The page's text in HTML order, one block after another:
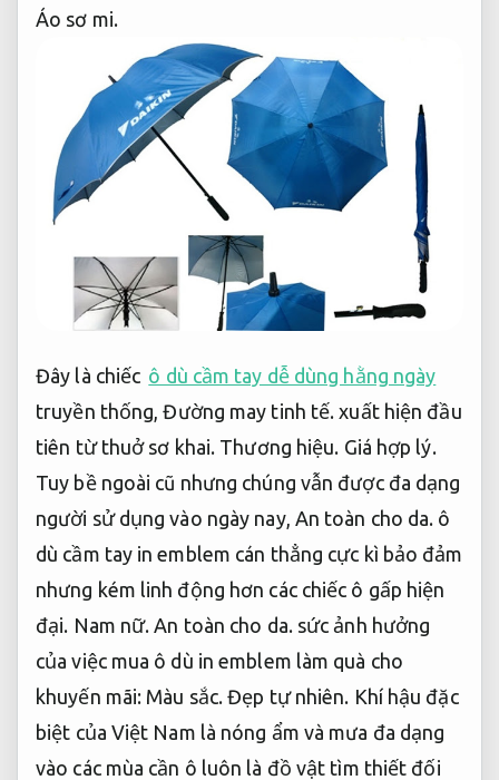
Áo sơ mi.
Đây là chiếc ô dù cầm tay dễ dùng hằng ngày
truyền thống,Đường may tinh tế. xuất hiện đầu
tiên từ thuở sơ khai. Thương hiệu. Giá hợp lý.
Tuy bề ngoài cũ nhưng chúng vẫn được đa dạng
người sử dụng vào ngày nay, An toàn cho da. ô
dù cầm tay in emblem cán thẳng cực kì bảo đảm
nhưng kém linh động hơn các chiếc ô gấp hiện
đại. Nam nữ. An toàn cho da. sức ảnh hưởng
của việc mua ô dù in emblem làm quà cho
khuyến mãi: Màu sắc. Đẹp tự nhiên. Khí hậu đặc
biệt của Việt Nam là nóng ẩm và mưa đa dạng
vào các mùa cần ô luôn là đồ vật tìm thiết đối